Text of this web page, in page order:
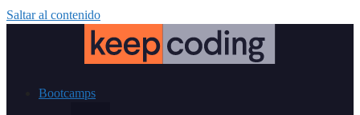
Saltar al contenido
Bootcamps